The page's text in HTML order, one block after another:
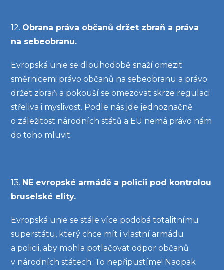
12. Obrana práva občanů držet zbraň a práva
na sebeobranu.
Evropská unie se dlouhodobě snaží omezit
směrnicemi právo občanů na sebeobranu a právo
držet zbraň a pokouší se omezovat skrze regulaci
střeliva i myslivost. Podle nás jde jednoznačně
o záležitost národních států a EU nemá právo nám
do toho mluvit.
13. NE evropské armádě a policii pod kontrolou
bruselské elity.
Evropská unie se stále více podobá totalitnímu
superstátu, který chce mít i vlastní armádu
a policii, aby mohla potlačovat odpor občanů
v národních státech. To nepřipustíme! Naopak